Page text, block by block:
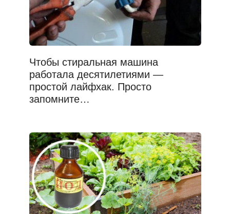
Чтобы стиральная машина
работала десятилетиями —
простой лайфхак. Просто
запомните…